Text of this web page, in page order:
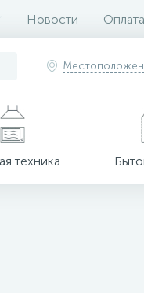
Новости
техника